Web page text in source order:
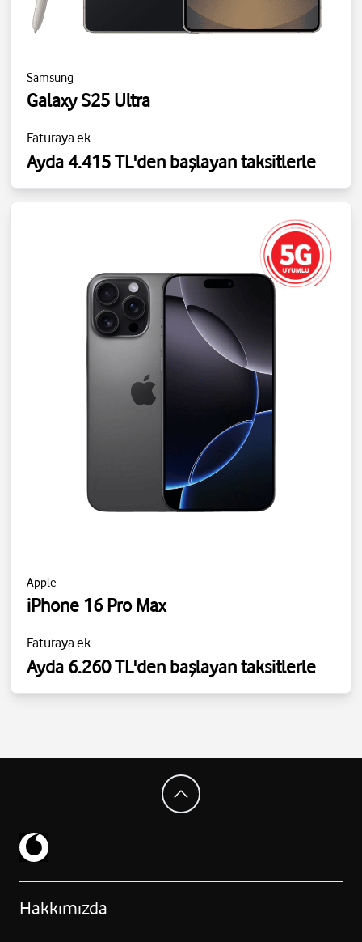
Samsung
Galaxy S25 Ultra
Faturaya ek
Ayda 4.415 TL'den başlayan taksitlerle
Apple
iPhone 16 Pro Max
Faturaya ek
Ayda 6.260 TL'den başlayan taksitlerle
Hakkımızda